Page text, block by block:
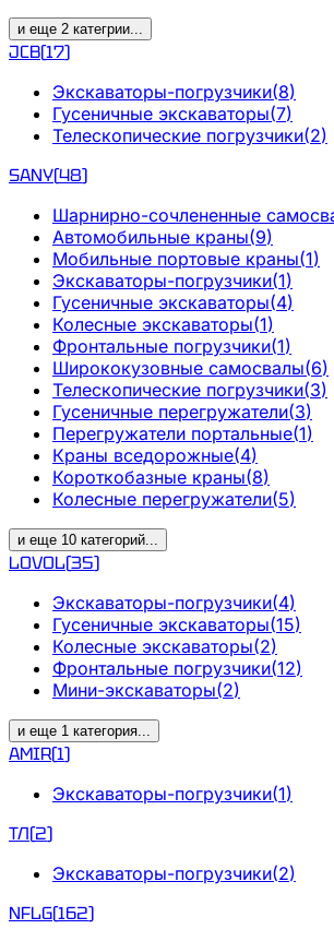
и еще 2 категрии...
JCB(17)
Экскаваторы-погрузчики(8)
Гусеничные экскаваторы(7)
Телескопические погрузчики(2)
SANY(48)
Шарнирно-сочлененные
Автомобильные краны(9)
Мобильные портовые краны(1)
Экскаваторы-погрузчики(1)
Гусеничные экскаваторы(4)
Колесные экскаваторы(1)
Фронтальные погрузчики(1)
Ширококузовные самосвалы(6)
Телескопические погрузчики(3)
Гусеничные перегружатели(3)
Перегружатели портальные(1)
Краны вседорожные(4)
Короткобазные краны(8)
Колесные перегружатели(5)
и еще 10 категорий...
LOVOL(35)
Экскаваторы-погрузчики(4)
Гусеничные экскаваторы(15)
Колесные экскаваторы(2)
Фронтальные погрузчики(12)
Мини-экскаваторы(2)
и еще 1 категория...
AMIR(1)
Экскаваторы-погрузчики(1)
ТЛ(2)
Экскаваторы-погрузчики(2)
NFLG(162)